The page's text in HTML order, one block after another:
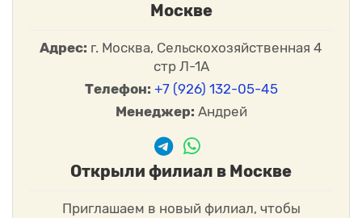
Москве
Адрес: г. Москва, Сельскохозяйственная 4
стр Л-1А
Телефон: +7 (926) 132-05-45
Менеджер: Андрей
Открыли филиал в Москве
Приглашаем в новый филиал, чтобы